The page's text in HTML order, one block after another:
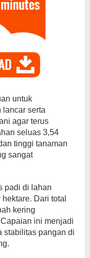
untuk
lancar serta
agar terus
seluas 3,54
tinggi tanaman
sangat
padi di lahan
Dari total
kering
ini menjadi
stabilitas pangan di